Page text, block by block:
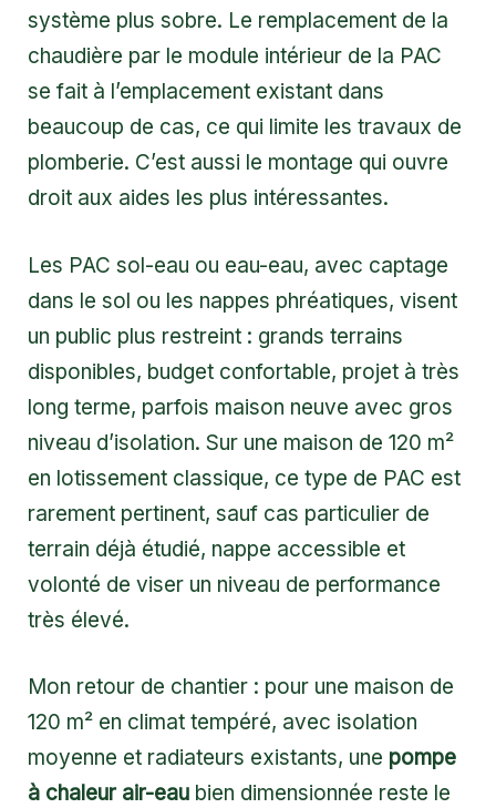
système plus sobre. Le remplacement de la
chaudière par le module intérieur de la PAC
se fait à l’emplacement existant dans
beaucoup de cas, ce qui limite les travaux de
plomberie. C’est aussi le montage qui ouvre
droit aux aides les plus intéressantes.
Les PAC sol-eau ou eau-eau, avec captage
dans le sol ou les nappes phréatiques, visent
un public plus restreint : grands terrains
disponibles, budget confortable, projet à très
long terme, parfois maison neuve avec gros
niveau d’isolation. Sur une maison de 120 m²
en lotissement classique, ce type de PAC est
rarement pertinent, sauf cas particulier de
terrain déjà étudié, nappe accessible et
volonté de viser un niveau de performance
très élevé.
Mon retour de chantier : pour une maison de
120 m² en climat tempéré, avec isolation
moyenne et radiateurs existants, une pompe
à chaleur air-eau bien dimensionnée reste le